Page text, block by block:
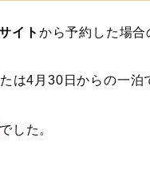
イト から予約した場合
は4月30日からの一泊
でした。